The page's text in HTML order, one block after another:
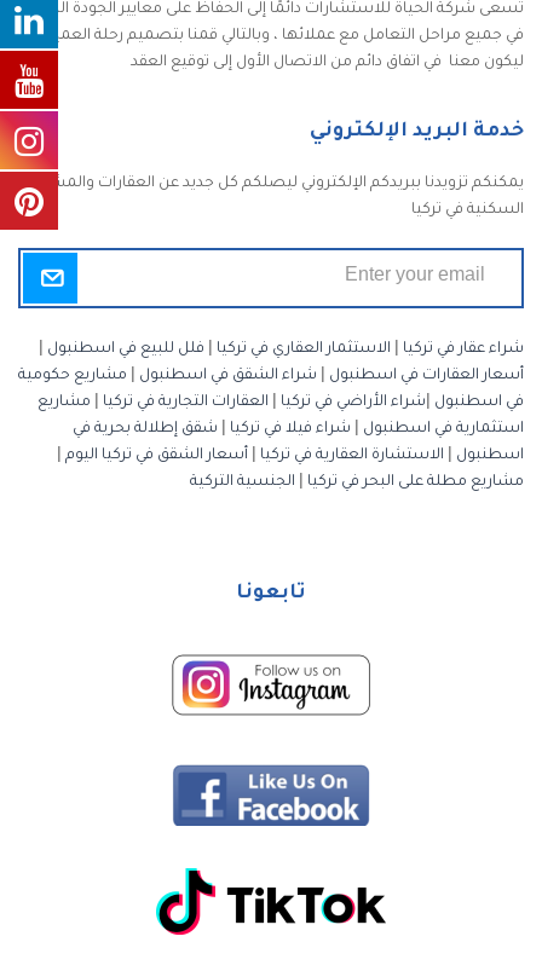
تسعى شركة الحياة للاستشارات دائمًا إلى الحفاظ على معايير الجودة الكاملة
في جميع مراحل التعامل مع عملائها ، وبالتالي قمنا بتصميم رحلة العميل
ليكون معنا في اتفاق دائم من الاتصال الأول إلى توقيع العقد
خدمة البريد الإلكتروني
يمكنكم تزويدنا ببريدكم الإلكتروني ليصلكم كل جديد عن العقارات والمشاريع
السكنية في تركيا
شراء عقار في تركيا الاستثمار العقاري في تركيا فلل للبيع في اسطنبول
أسعار العقارات في اسطنبول
شراء الشقق في اسطنبول
مشاريع حكومية
في اسطنبول
شراء الأراضي في تركيا العقارات التجارية في تركيا
مشاريع
استثمارية في اسطنبول
شراء فيلا في تركيا
شقق إطلالة بحرية في
اسطنبول
الاستشارة العقارية في تركيا أسعار الشقق في تركيا اليوم
مشاريع مطلة على البحر في تركيا
الجنسية التركية
تابعونا